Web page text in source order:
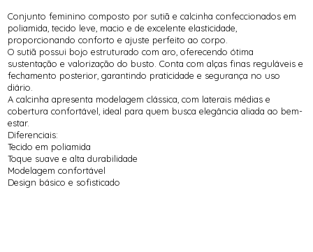
Conjunto feminino composto por sutiã e calcinha confeccionados em
poliamida, tecido leve, macio e de excelente elasticidade,
proporcionando conforto e ajuste perfeito ao corpo.
O sutiã possui bojo estruturado com aro, oferecendo ótima
sustentação e valorização do busto. Conta com alças finas reguláveis e
fechamento posterior, garantindo praticidade e segurança no uso
diário.
A calcinha apresenta modelagem clássica, com laterais médias e
cobertura confortável, ideal para quem busca elegância aliada ao bem-
estar.
Diferenciais:
Tecido em poliamida
Toque suave e alta durabilidade
Modelagem confortável
Design básico e sofisticado